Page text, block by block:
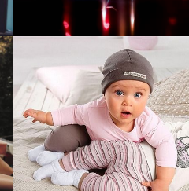
Смотреть проект
Увеличили
интернет-
topdatop.ru на